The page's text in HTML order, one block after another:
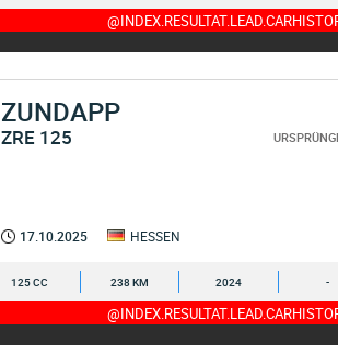
ZUNDAPP
ZRE 125
17.10.2025 HESSEN
125 CC 238 KM 2024 -